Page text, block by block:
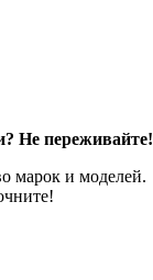
Не переживайте!
марок и моделей.